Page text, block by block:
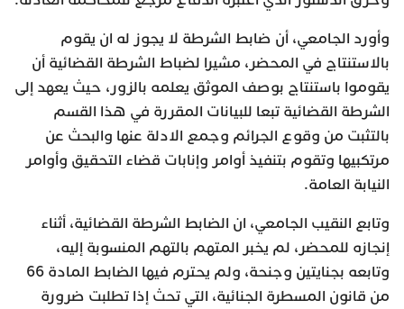
وأورد الجامعي، أن ضابط الشرطة لا يجوز له ان يقوم
بالاستنتاج في المحضر، مشيرا لضباط الشرطة القضائية أن
يقوموا باستنتاج بوصف الموثق يعلمه بالزور، حيث يعهد إلى
الشرطة القضائية تبعا للبيانات المقررة في هذا القسم
بالتثبت من وقوع الجرائم وجمع الادلة عنها والبحث عن
مرتكبيها وتقوم بتنفيذ أوامر وإنابات قضاء التحقيق وأوامر
النيابة العامة.
وتابع النقيب الجامعي، ان الضابط الشرطة القضائية، أثناء
إنجازه للمحضر، لم يخبر المتهم بالتهم المنسوبة إليه،
من قانون المسطرة الجنائية، التي تحث إذا تطلبت ضرورة